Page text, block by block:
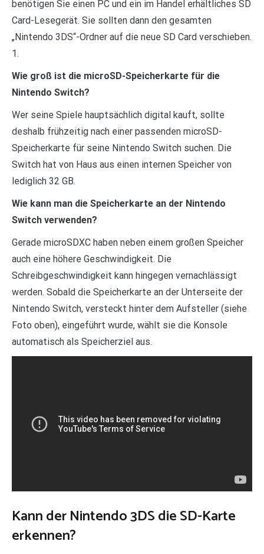
benötigen Sie einen PC und ein im Handel erhältliches SD
Card-Lesegerät. Sie sollten dann den gesamten
„Nintendo 3DS“-Ordner auf die neue SD Card verschieben.
1.
Wie groß ist die microSD-Speicherkarte für die
Nintendo Switch?
Wer seine Spiele hauptsächlich digital kauft, sollte
deshalb frühzeitig nach einer passenden microSD-
Speicherkarte für seine Nintendo Switch suchen. Die
Switch hat von Haus aus einen internen Speicher von
lediglich 32 GB.
Wie kann man die Speicherkarte an der Nintendo
Switch verwenden?
Gerade microSDXC haben neben einem großen Speicher
auch eine höhere Geschwindigkeit. Die
Schreibgeschwindigkeit kann hingegen vernachlässigt
werden. Sobald die Speicherkarte an der Unterseite der
Nintendo Switch, versteckt hinter dem Aufsteller (siehe
Foto oben), eingeführt wurde, wählt sie die Konsole
automatisch als Speicherziel aus.
Kann der Nintendo 3DS die SD-Karte
erkennen?